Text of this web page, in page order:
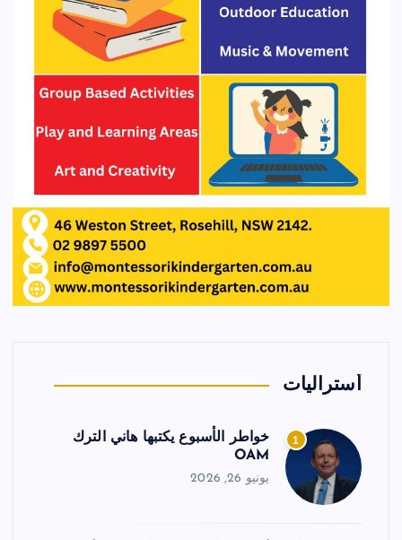
أستراليات
1
خواطر الأسبوع يكتبها هاني الترك
OAM
يونيو 26, 2026